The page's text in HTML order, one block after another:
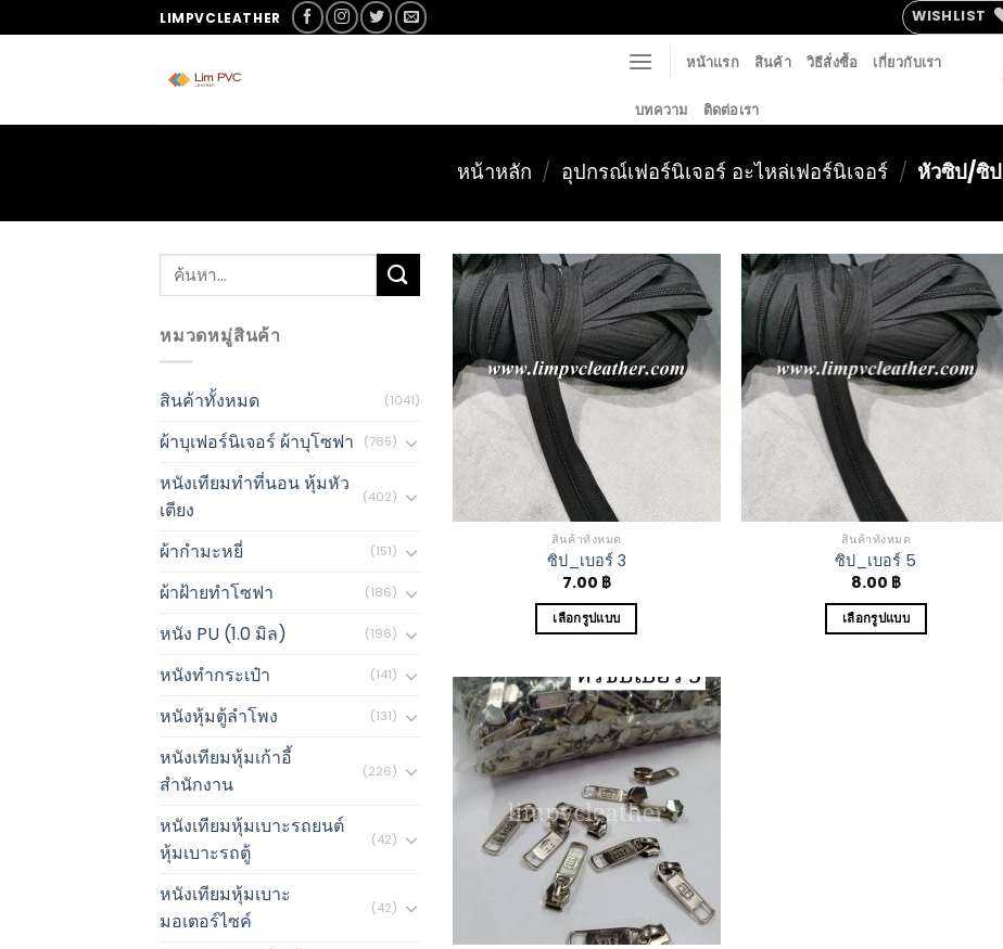
LIMPVCLEATHER WISHLIST
หน้าแรก สินค้า วิธีสั่งซื้อ เกี่ยวกับเรา
บทความ ติดต่อเรา
หน้าหลัก / อุปกรณ์เฟอร์นิเจอร์ อะไหล่เฟอร์นิเจอร์ / หัวซิป/ซิป
หมวดหมู่สินค้า
สินค้าทั้งหมด (1041)
ผ้าบุเฟอร์นิเจอร์ ผ้าบุโซฟา (785)
หนังเทียมทำที่นอน หุ้มหัว
เตียง
(402)
ผ้ากำมะหยี่ (151)
ผ้าฝ้ายทำโซฟา (186)
หนัง PU (1.0 มิล) (196)
หนังทำกระเป๋า (141)
หนังหุ้มตู้ลำโพง (131)
หนังเทียมหุ้มเก้าอี้
สำนักงาน
(226)
หนังเทียมหุ้มเบาะรถยนต์
หุ้มเบาะรถตู้
(42)
หนังเทียมหุ้มเบาะ
มอเตอร์ไซค์
(42)
Add to
Wishlist
สินค้าทั้งหมด
ซิป_เบอร์ 3
7.00 ฿
เลือกรูปแบบ
Add to
Wishlist
สินค้าทั้งหมด
ซิป_เบอร์ 5
8.00 ฿
เลือกรูปแบบ
Add to
Wishlist